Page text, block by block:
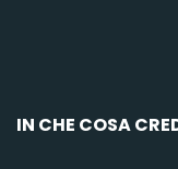
IN CHE COSA